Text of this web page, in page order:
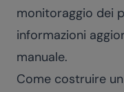
monitoraggio dei
informazioni
manuale.
Come costruire